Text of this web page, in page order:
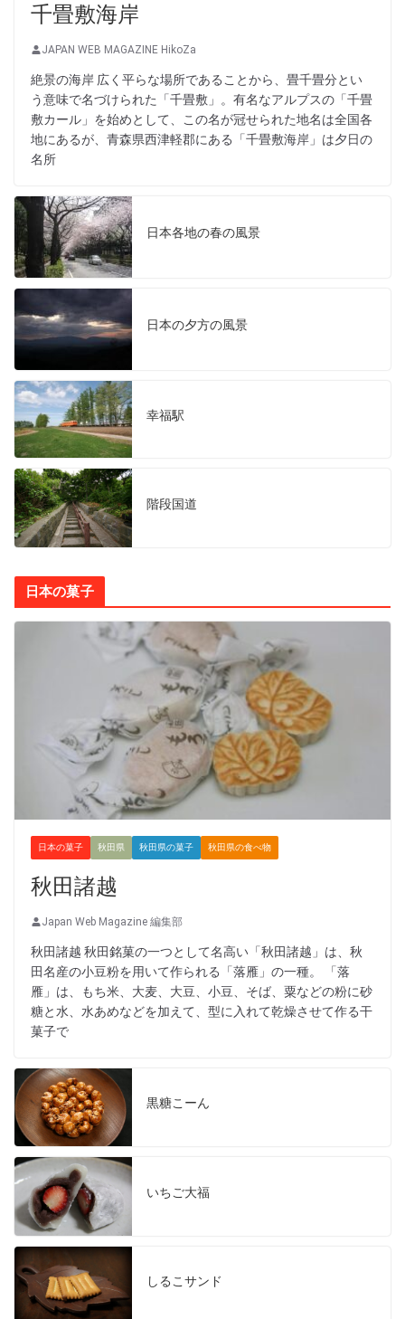
千畳敷海岸
JAPAN WEB MAGAZINE HikoZa
絶景の海岸 広く平らな場所であることから、畳千畳分とい
う意味で名づけられた「千畳敷」。有名なアルプスの「千畳
敷カール」を始めとして、この名が冠せられた地名は全国各
地にあるが、青森県西津軽郡にある「千畳敷海岸」は夕日の
名所
日本各地の春の風景
日本の夕方の風景
幸福駅
階段国道
日本の菓子
日本の菓子 秋田県 秋田県の菓子 秋田県の食べ物
秋田諸越
Japan Web Magazine 編集部
秋田諸越 秋田銘菓の一つとして名高い「秋田諸越」は、秋
田名産の小豆粉を用いて作られる「落雁」の一種。 「落
雁」は、もち米、大麦、大豆、小豆、そば、粟などの粉に砂
糖と水、水あめなどを加えて、型に入れて乾燥させて作る干
菓子で
黒糖こーん
いちご大福
しるこサンド